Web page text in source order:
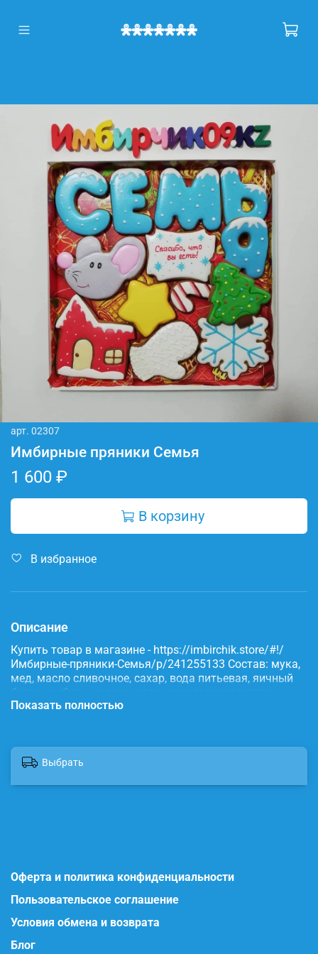
арт. 02307
Имбирные пряники Семья
1 600 ₽
В корзину
В избранное
Описание
Купить товар в магазине - https://imbirchik.store/#!/
Имбирные-пряники-Семья/p/241255133 Состав: мука,
мед, масло сливочное, сахар, вода питьевая, яичный
белок, имбирь, корица, сода, пищевые красители.
Показать полностью
Выбрать
Оферта и политика конфиденциальности
Пользовательское соглашение
Условия обмена и возврата
Блог